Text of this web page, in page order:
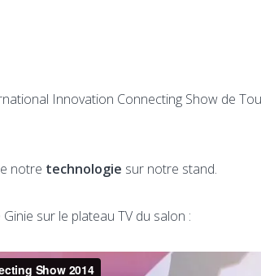
Innovation Connecting Show de
notre technologie sur notre stand.
sur le plateau TV du salon :